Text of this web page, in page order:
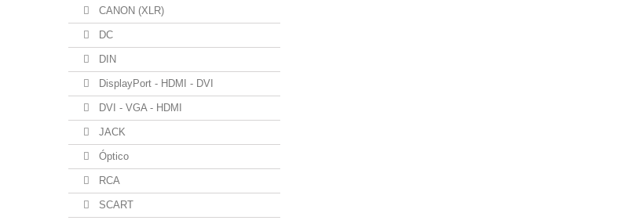
CANON (XLR)
DC
DIN
DisplayPort - HDMI - DVI
DVI - VGA - HDMI
JACK
Óptico
RCA
SCART